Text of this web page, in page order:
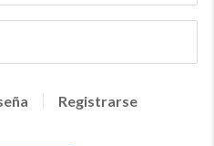
Registrarse